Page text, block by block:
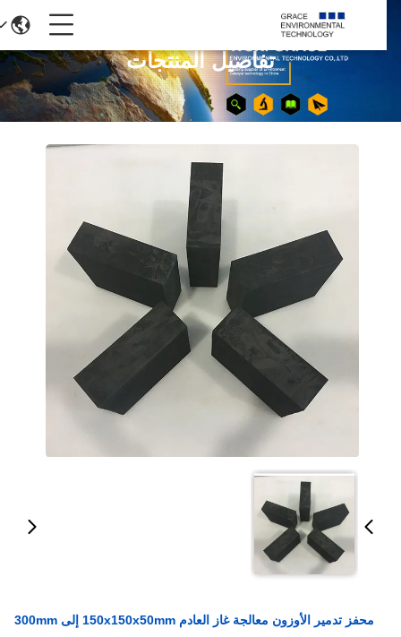
تفاصيل المنتجات
محفز تدمير الأوزون معالجة غاز العادم 150x150x50mm إلى 300mm